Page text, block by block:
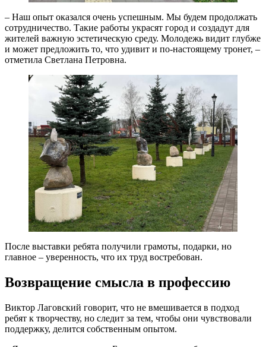
– Наш опыт оказался очень успешным. Мы будем продолжать
сотрудничество. Такие работы украсят город и создадут для
жителей важную эстетическую среду. Молодежь видит глубже
и может предложить то, что удивит и по-настоящему тронет, –
отметила Светлана Петровна.
После выставки ребята получили грамоты, подарки, но
главное – уверенность, что их труд востребован.
Возвращение смысла в профессию
Виктор Лаговский говорит, что не вмешивается в подход
ребят к творчеству, но следит за тем, чтобы они чувствовали
поддержку, делится собственным опытом.